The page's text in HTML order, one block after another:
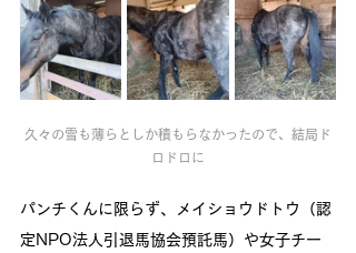
久々の雪も薄らとしか積もらなかったので、結局ド
ロドロに
パンチくんに限らず、メイショウドトウ（認
定NPO法人引退馬協会預託馬）や女子チー